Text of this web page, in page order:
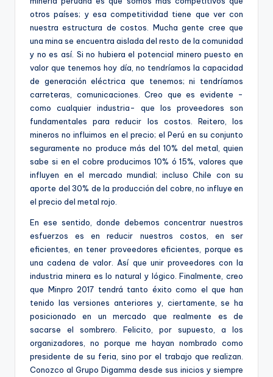
otros países; y esa competitividad tiene que ver con
nuestra estructura de costos. Mucha gente cree que
una mina se encuentra aislada del resto de la comunidad
y no es así. Si no hubiera el potencial minero puesto en
valor que tenemos hoy día, no tendríamos la capacidad
de generación eléctrica que tenemos; ni tendríamos
carreteras, comunicaciones. Creo que es evidente -
como cualquier industria- que los proveedores son
fundamentales para reducir los costos. Reitero, los
mineros no influimos en el precio; el Perú en su conjunto
seguramente no produce más del 10% del metal, quien
sabe si en el cobre producimos 10% ó 15%, valores que
influyen en el mercado mundial; incluso Chile con su
aporte del 30% de la producción del cobre, no influye en
el precio del metal rojo.
En ese sentido, donde debemos concentrar nuestros
esfuerzos es en reducir nuestros costos, en ser
eficientes, en tener proveedores eficientes, porque es
una cadena de valor. Así que unir proveedores con la
industria minera es lo natural y lógico. Finalmente, creo
que Minpro 2017 tendrá tanto éxito como el que han
tenido las versiones anteriores y, ciertamente, se ha
posicionado en un mercado que realmente es de
sacarse el sombrero. Felicito, por supuesto, a los
organizadores, no porque me hayan nombrado como
presidente de su feria, sino por el trabajo que realizan.
Conozco al Grupo Digamma desde sus inicios y siempre